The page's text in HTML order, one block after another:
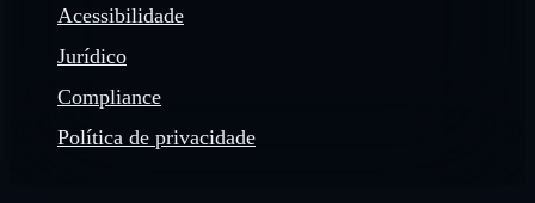
Acessibilidade
Jurídico
Compliance
Política de privacidade